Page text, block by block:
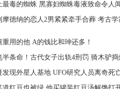
最毒的蜘蛛 黑寡妇蜘蛛毒液致命令人
摩德纳的恋人2男紧紧牵手合葬 考古
重用的他 A的钱比和珅还多！
半条命！古代女子出轨4刑罚 骑木驴
发现外星人基地 UFO研究人员离奇死